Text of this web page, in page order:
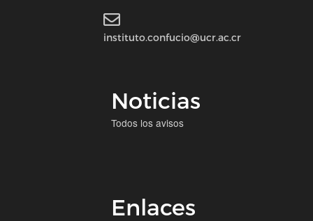
instituto.confucio@ucr.ac.cr
Noticias
Todos los avisos
Enlaces